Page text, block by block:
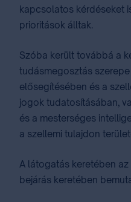
kapcsolatos kérdéseket
prioritások álltak.
Szóba került továbbá a
tudásmegosztás
elősegítésében és a
jogok tudatosításában,
és a mesterséges
a szellemi tulajdon
A látogatás keretében
bejárás keretében